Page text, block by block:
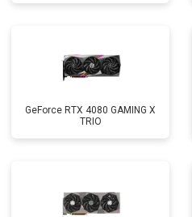
GeForce RTX 4080 GAMING X
TRIO